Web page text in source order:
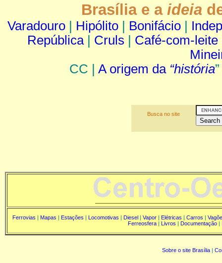
Brasília e a ideia
Varadouro| Hipólito| Bonifácio|
República| Cruls | Café-com-leite
CC | A origem da “história
Busca no site
Ferrovias | Mapas | Estações | Locomotivas | Diesel | Vapor | Elétricas | Carros |
Ferreosfera| Livros | Documentação|
Sobre o site Brasília